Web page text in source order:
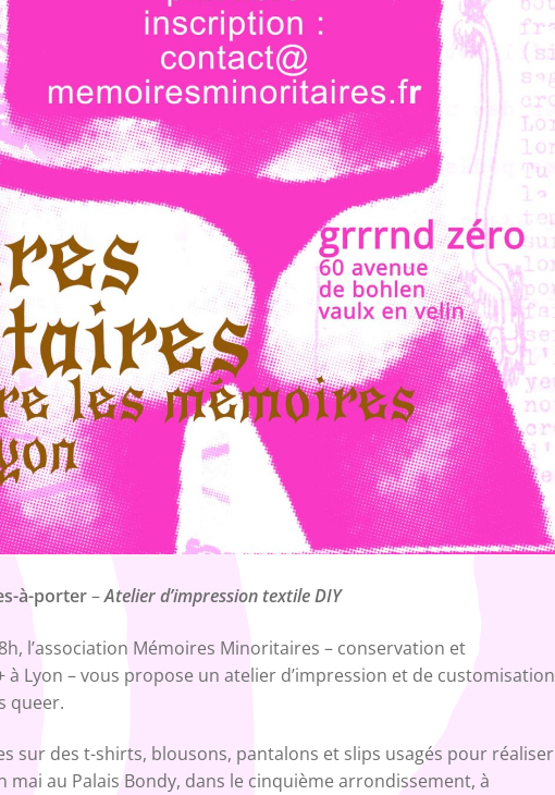
à-porter–Atelier d’impression textile DIY
l’association Mémoires Minoritaires – conservation et
à Lyon – vous propose un atelier d’impression et de customisation
queer.
sur des t-shirts, blousons, pantalons et slips usagés pour réaliser
au Palais Bondy, dans le cinquième arrondissement, à